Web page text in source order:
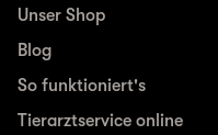
Unser Shop
Blog
So funktioniert's
Tierarztservice online